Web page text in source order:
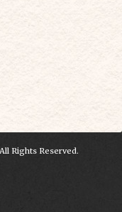
Rights Reserved.